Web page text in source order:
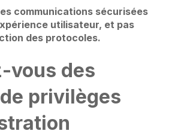
communications sécurisées
utilisateur, et pas
des protocoles.
vous des
privilèges